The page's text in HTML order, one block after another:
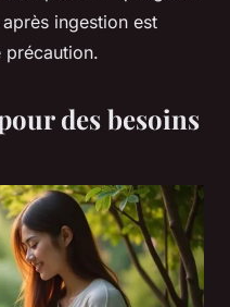
ingestion est
précaution.
des besoins